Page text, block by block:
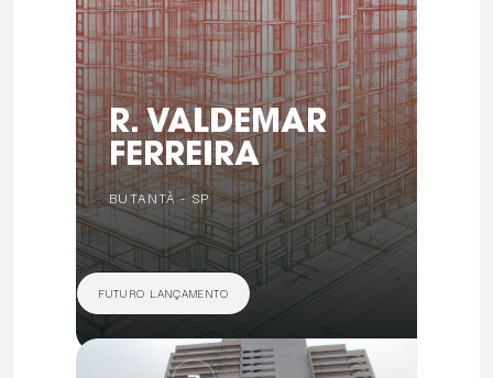
R. VALDEMAR
FERREIRA
BUTANTÃ - SP
FUTURO LANÇAMENTO